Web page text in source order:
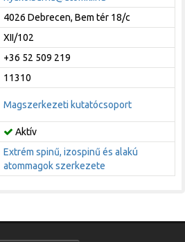
4026 Debrecen, Bem tér 18/c
XII/102
+36 52 509 219
11310
Magszerkezeti kutatócsoport
Aktív
Extrém spinű, izospinű és alakú
atommagok szerkezete